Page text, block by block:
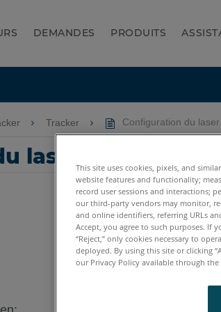
DEMANDES PRODUITS
globale
Tracker Configuration du
laser tracker
This site uses cookies, pixels, and
website features and functionality;
record user sessions and interactions;
our third-party vendors may monitor,
and online identifiers, referring URLs
Accept, you agree to such purposes. If
“Reject,” only cookies necessary to
deployed. By using this site or clicking
our Privacy Policy available through